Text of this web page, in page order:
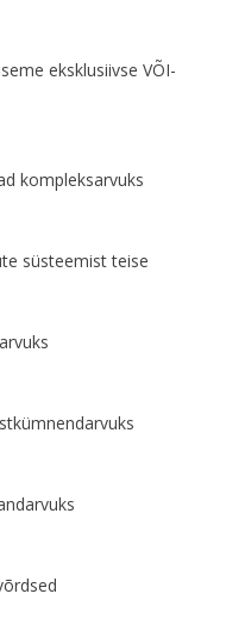
eksklusiivse VÕI-
kompleksarvuks
süsteemist teise